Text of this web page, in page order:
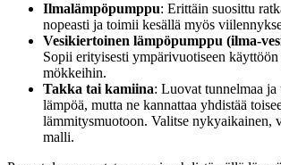
Ilmalämpöpumppu: Erittäin suosittu
nopeasti ja toimii kesällä myös
Vesikiertoinen lämpöpumppu (ilma-
Sopii erityisesti ympärivuotiseen
mökkeihin.
Takka tai kamiina: Luovat tunnelmaa ja
lämpöä, mutta ne kannattaa yhdistää
lämmitysmuotoon. Valitse nykyaikainen,
malli.